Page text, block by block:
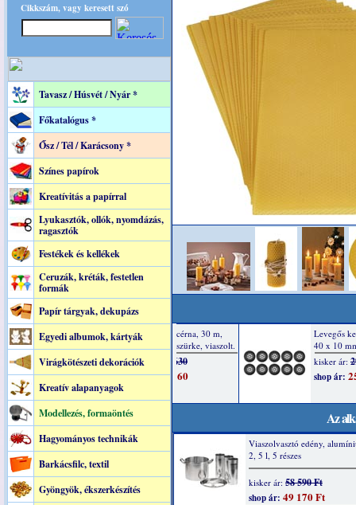
Cikkszám, vagy keresett szó
Tavasz / Húsvét / Nyár *
Főkatalógus *
Ősz / Tél / Karácsony *
Színes papírok
Kreatívitás a papírral
Lyukasztók, ollók, nyomdázás,
ragasztók
Festékek és kellékek
Ceruzák, kréták, festetlen
formák
Papír tárgyak, dekupázs
Egyedi albumok, kártyák
Virágkötészeti dekorációk
Kreatív alapanyagok
Modellezés, formaöntés
Hagyományos technikák
Barkácsfilc, textil
Gyöngyök, ékszerkészítés
Az
Viaszolvasztó edény,
2, 5 l, 5 részes
kisker ár: 58 590 Ft
shop ár: 49 170 Ft